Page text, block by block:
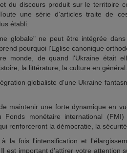
du discours produit sur le territoire
une série d'articles traite de
établi.
globale" ne peut être intégrée
pourquoi l'Eglise canonique
monde, de quand l'Ukraine était
la littérature, la culture en général.
globaliste d'une Ukraine
maintenir une forte dynamique en
Fonds monétaire international (FMI)
renforceront la démocratie, la sécurité
la fois l'intensification et
est important d'attirer votre attention